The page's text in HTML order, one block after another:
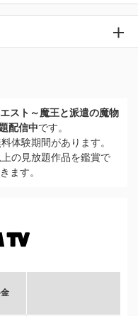
スト～魔王と派遣の魔物
配信中です。
体験期間があります。
の見放題作品を鑑賞で
ます。